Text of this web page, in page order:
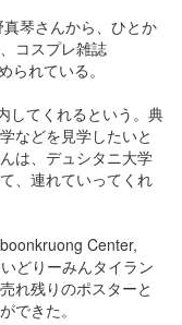
琴さんから、ひとか
コスプレ雑誌
られている。
してくれるという。典
などを見学したいと
は、デュシタニ大学
、連れていってくれ
Center,
どりーみんタイラン
れ残りのポスターと
できた。